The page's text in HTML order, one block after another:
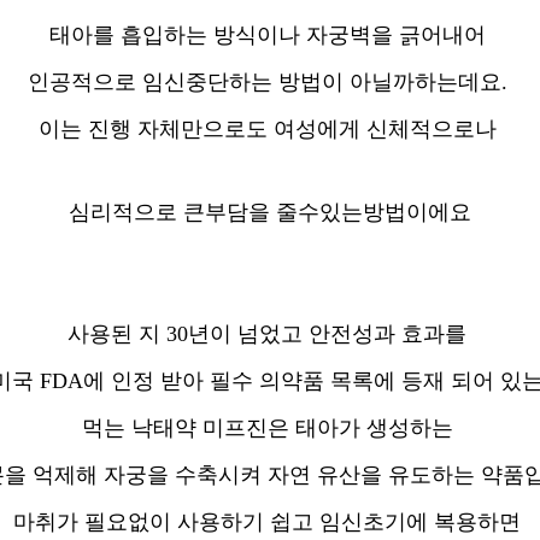
태아를 흡입하는 방식이나 자궁벽을 긁어내어
인공적으로 임신중단하는 방법이 아닐까하는데요.
이는 진행 자체만으로도 여성에게 신체적으로나
심리적으로 큰부담을 줄수있는방법이에요
사용된 지 30년이 넘었고 안전성과 효과를
국 FDA에 인정 받아 필수 의약품 목록에 등재 되어 있
먹는 낙태약 미프진은 태아가 생성하는
억제해 자궁을 수축시켜 자연 유산을 유도하는 약품
마취가 필요없이 사용하기 쉽고 임신초기에 복용하면